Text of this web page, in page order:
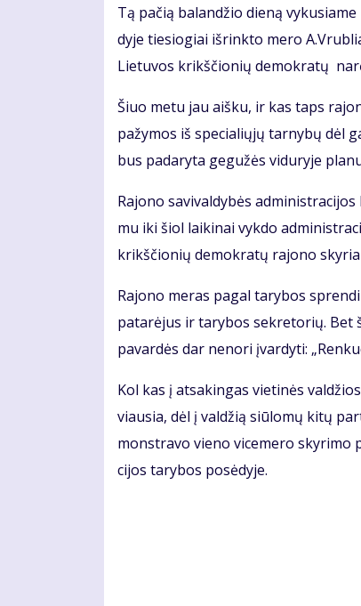
Tą pa­čią ba­lan­džio die­ną
dy­je tie­sio­giai iš­rink­to me­ro
Lie­tu­vos krikš­čio­nių de­mok­ra­tų
Šiuo me­tu jau aiš­ku, ir kas taps
pa­žy­mos iš spe­cia­lių­jų tar­ny­bų dėl
bus pa­da­ry­ta ge­gu­žės vi­du­ry­je
Ra­jo­no sa­vi­val­dy­bės
mu iki šiol lai­ki­nai vyk­do
krikš­čio­nių de­mok­ra­tų ra­jo­no
Ra­jo­no me­ras pa­gal ta­ry­bos
pa­ta­rė­jus ir ta­ry­bos sek­re­to­rių. Bet
pa­var­dės dar ne­no­ri įvar­dy­ti:
Kol kas į at­sa­kin­gas vie­ti­nės
viau­sia, dėl į val­džią siū­lo­mų ki­tų
monst­ra­vo vie­no vi­ce­me­ro sky­ri­mo
ci­jos ta­ry­bos po­sė­dy­je.